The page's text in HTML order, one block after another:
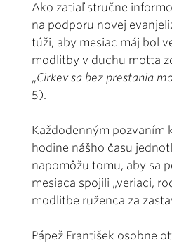
Ako zatiaľ stručne
na podporu novej
túži, aby mesiac máj bol
modlitby v duchu motta
„Cirkev sa bez prestania
5).
Každodenným pozvaním
hodine nášho času
napomôžu tomu, aby sa
mesiaca spojili „veriaci,
modlitbe ruženca za
Pápež František osobne